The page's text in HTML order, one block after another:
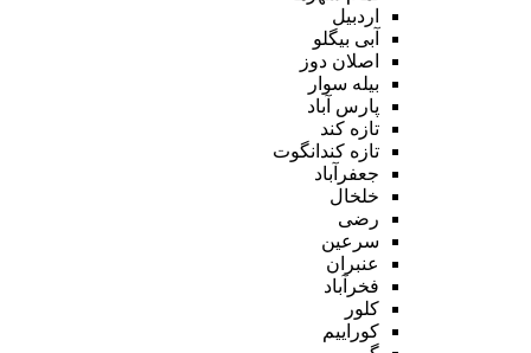
اردبیل
آبی بیگلو
اصلان دوز
بیله سوار
پارس آباد
تازه کند
تازه کندانگوت
جعفرآباد
خلخال
رضی
سرعین
عنبران
فخرآباد
کلور
کوراییم